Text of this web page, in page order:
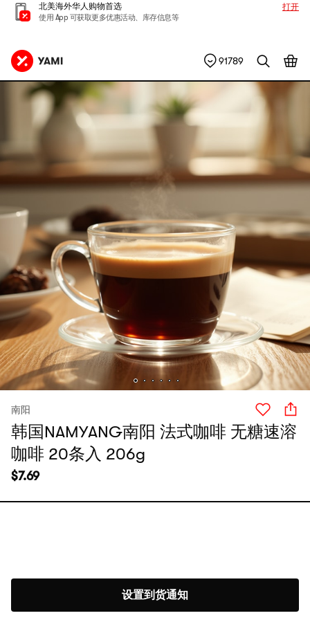
北美海外华人购物首选
使用 App 可获取更多优惠活动、库存信息等
打开
91789
南阳
韩国NAMYANG南阳 法式咖啡 无糖速溶
咖啡 20条入 206g
$7.69
设置到货通知